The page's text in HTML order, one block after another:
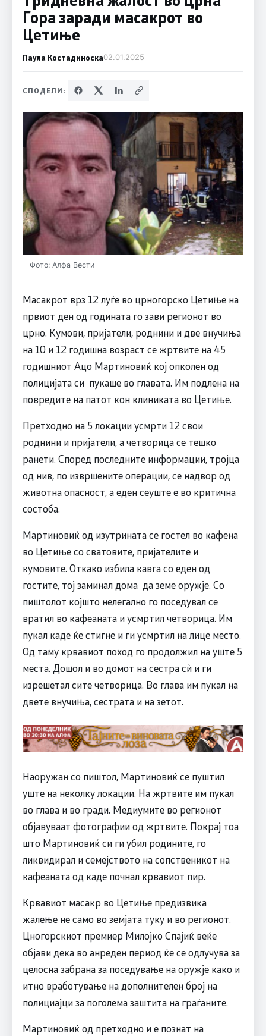
Гора заради масакрот во
Цетиње
Паула Костадиноска02.01.2025
СПОДЕЛИ:
Фото: Алфа Вести
Масакрот врз 12 луѓе во црногорско Цетиње на
првиот ден од годината го зави регионот во
црно. Кумови, пријатели, роднини и две внучиња
на 10 и 12 годишна возраст се жртвите на 45
годишниот Ацо Мартиновиќ кој опколен од
полицијата си пукаше во главата. Им подлена на
повредите на патот кон клиниката во Цетиње.
Претходно на 5 локации усмрти 12 свои
роднини и пријатели, а четворица се тешко
ранети. Според последните информации, тројца
од нив, по извршените операции, се надвор од
животна опасност, а еден сеуште е во критична
состоба.
Мартиновиќ од изутрината се гостел во кафена
во Цетиње со сватовите, пријателите и
кумовите. Откако избила кавга со еден од
гостите, тој заминал дома да земе оружје. Со
пиштолот којшто нелегално го поседувал се
вратил во кафеаната и усмртил четворица. Им
пукал каде ќе стигне и ги усмртил на лице место.
Од таму крвавиот поход го продолжил на уште 5
места. Дошол и во домот на сестра сѝ и ги
изрешетал сите четворица. Во глава им пукал на
двете внучиња, сестрата и на зетот.
Наоружан со пиштол, Мартиновиќ се пуштил
уште на неколку локации. На жртвите им пукал
во глава и во гради. Медиумите во регионот
објавуваат фотографии од жртвите. Покрај тоа
што Мартиновиќ си ги убил родините, го
ликвидирал и семејството на сопственикот на
кафеаната од каде почнал крвавиот пир.
Крвавиот масакр во Цетиње предизвика
жалење не само во земјата туку и во регионот.
Цногорскиот премиер Милојко Спајиќ веќе
објави дека во анреден период ќе се одлучува за
целосна забрана за поседување на оружје како и
итно вработување на дополнителен број на
полициајци за поголема заштита на граѓаните.
Мартиновиќ од претходно и е познат на